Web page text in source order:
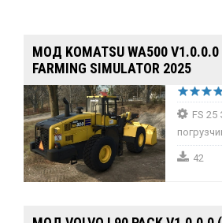
МОД KOMATSU WA500
FARMING SIMULATOR 2025
FS
42